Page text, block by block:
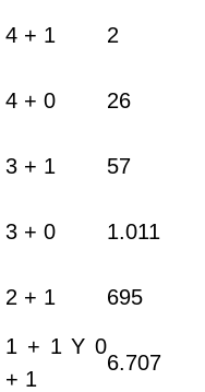
4 + 1 2
4 + 0 26
3 + 1 57
3 + 0 1.011
2 + 1 695
1 + 1 Y 0
+ 1
6.707